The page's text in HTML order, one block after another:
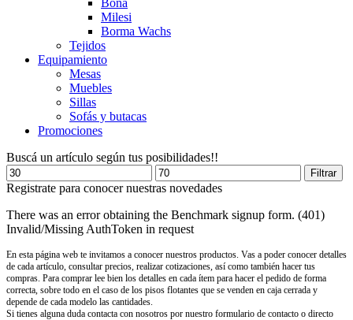
Bona
Milesi
Borma Wachs
Tejidos
Equipamiento
Mesas
Muebles
Sillas
Sofás y butacas
Promociones
Buscá un artículo según tus posibilidades!!
Precio
mínimo
Precio
máximo
Filtrar
Registrate para conocer nuestras novedades
There was an error obtaining the Benchmark signup form. (401)
Invalid/Missing AuthToken in request
En esta página web te invitamos a conocer nuestros productos. Vas a poder conocer detalles
de cada artículo, consultar precios, realizar cotizaciones, así como también hacer tus
compras. Para comprar lee bien los detalles en cada ítem para hacer el pedido de forma
correcta, sobre todo en el caso de los pisos flotantes que se venden en caja cerrada y
depende de cada modelo las cantidades.
Si tienes alguna duda contacta con nosotros por nuestro formulario de contacto o directo